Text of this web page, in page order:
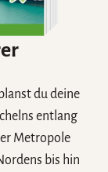
du deine
entlang
Metropole
bis hin